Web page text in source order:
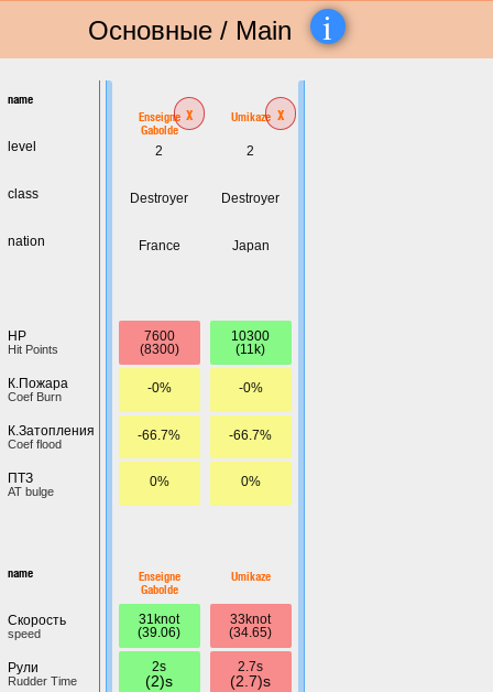
Основные / Main i
name
level
class
nation
HP
Hit Points
К.Пожара
Coef Burn
К.Затопления
Coef flood
ПТЗ
AT bulge
name
Скорость
speed
Рули
Rudder Time
Enseigne
Gabolde
x
2
Destroyer
France
7600
(8300)
-0%
-66.7%
0%
Enseigne
Gabolde
31knot
(39.06)
2s
(2)s
Umikaze x
2
Destroyer
Japan
10300
(11k)
-0%
-66.7%
0%
Umikaze
33knot
(34.65)
2.7s
(2.7)s